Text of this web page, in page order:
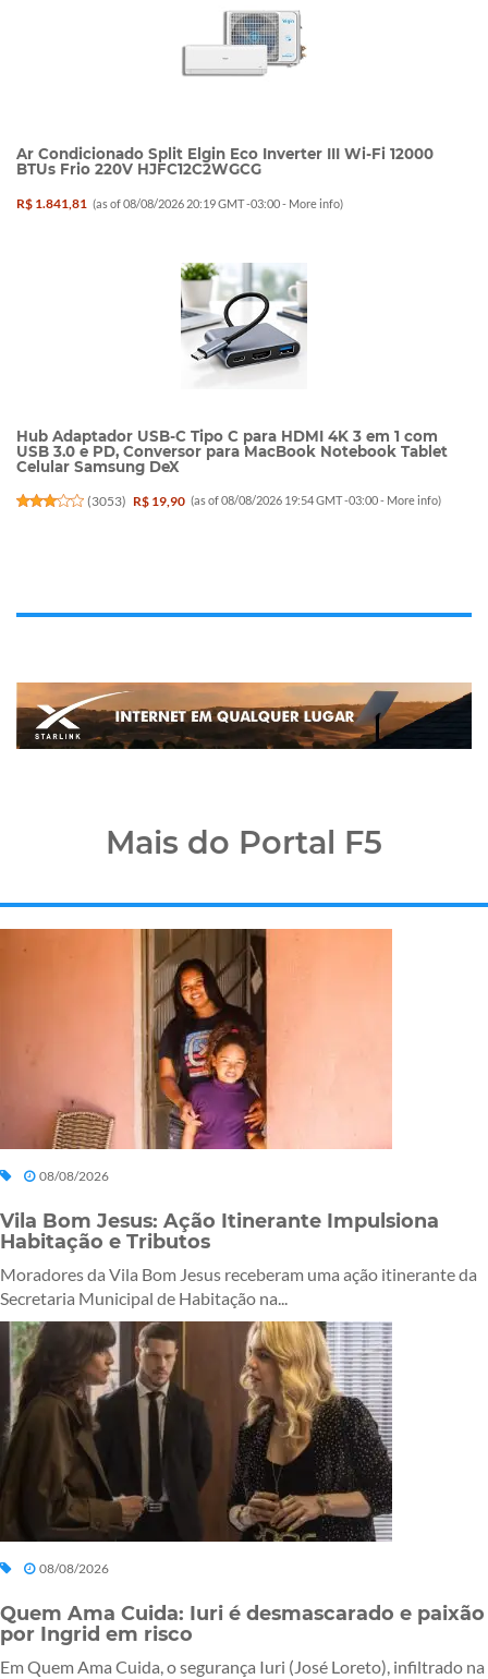
Ar Condicionado Split Elgin Eco Inverter III Wi-Fi 12000
BTUs Frio 220V HJFC12C2WGCG
R$ 1.841,81 (as of 08/08/2026 20:19 GMT -03:00 - More info)
Hub Adaptador USB-C Tipo C para HDMI 4K 3 em 1 com
USB 3.0 e PD, Conversor para MacBook Notebook Tablet
Celular Samsung DeX
(3053) R$ 19,90 (as of 08/08/2026 19:54 GMT -03:00 - More info)
Mais do Portal F5
08/08/2026
Vila Bom Jesus: Ação Itinerante Impulsiona
Habitação e Tributos
Moradores da Vila Bom Jesus receberam uma ação itinerante da
Secretaria Municipal de Habitação na...
08/08/2026
Quem Ama Cuida: Iuri é desmascarado e paixão
por Ingrid em risco
Em Quem Ama Cuida, o segurança Iuri (José Loreto), infiltrado na